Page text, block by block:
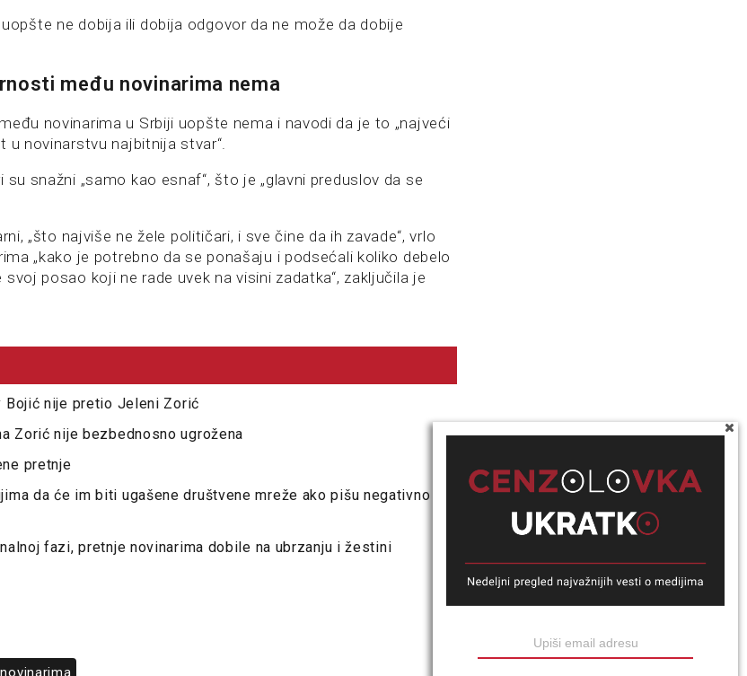
ne dobija ili dobija odgovor da ne može da dobije
među novinarima nema
novinarima u Srbiji uopšte nema i navodi da je to „najveći
u novinarstvu najbitnija stvar“.
su snažni „samo kao esnaf“, što je „glavni preduslov da se
„što najviše ne žele političari, i sve čine da ih zavade“, vrlo
„kako je potrebno da se ponašaju i podsećali koliko debelo
svoj posao koji ne rade uvek na visini zadatka“, zaključila je
Bojić nije pretio Jeleni Zorić
Zorić nije bezbednosno ugrožena
pretnje
da će im biti ugašene društvene mreže ako pišu negativno o
fazi, pretnje novinarima dobile na ubrzanju i žestini